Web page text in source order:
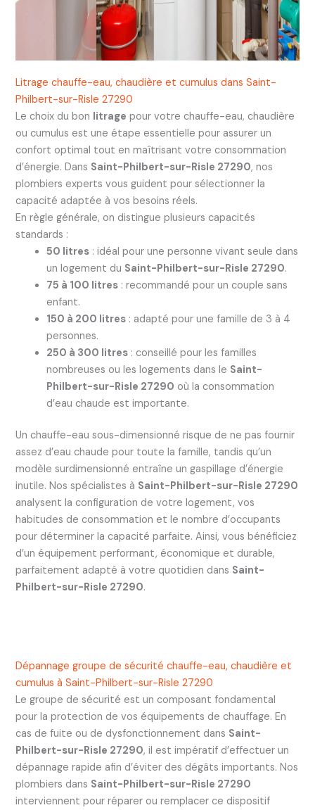
Litrage chauffe-eau, chaudière et cumulus dans Saint-
Philbert-sur-Risle 27290
Le choix du bon litrage pour votre chauffe-eau, chaudière
ou cumulus est une étape essentielle pour assurer un
confort optimal tout en maîtrisant votre consommation
d’énergie. Dans Saint-Philbert-sur-Risle 27290, nos
plombiers experts vous guident pour sélectionner la
capacité adaptée à vos besoins réels.
En règle générale, on distingue plusieurs capacités
standards :
50 litres: idéal pour une personne vivant seule dans
un logement du Saint-Philbert-sur-Risle 27290.
75 à 100 litres: recommandé pour un couple sans
enfant.
150 à 200 litres: adapté pour une famille de 3 à 4
personnes.
250 à 300 litres: conseillé pour les familles
nombreuses ou les logements dans le Saint-
Philbert-sur-Risle 27290 où la consommation
d’eau chaude est importante.
Un chauffe-eau sous-dimensionné risque de ne pas fournir
assez d’eau chaude pour toute la famille, tandis qu’un
modèle surdimensionné entraîne un gaspillage d’énergie
inutile. Nos spécialistes à Saint-Philbert-sur-Risle 27290
analysent la configuration de votre logement, vos
habitudes de consommation et le nombre d’occupants
pour déterminer la capacité parfaite. Ainsi, vous bénéficiez
d’un équipement performant, économique et durable,
parfaitement adapté à votre quotidien dans Saint-
Philbert-sur-Risle 27290.
Dépannage groupe de sécurité chauffe-eau, chaudière et
cumulus à Saint-Philbert-sur-Risle 27290
Le groupe de sécurité est un composant fondamental
pour la protection de vos équipements de chauffage. En
cas de fuite ou de dysfonctionnement dans Saint-
Philbert-sur-Risle 27290, il est impératif d’effectuer un
dépannage rapide afin d’éviter des dégâts importants. Nos
plombiers dans Saint-Philbert-sur-Risle 27290
interviennent pour réparer ou remplacer ce dispositif